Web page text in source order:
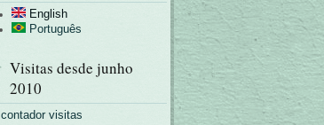
English
Português
Visitas desde junho
2010
contador visitas